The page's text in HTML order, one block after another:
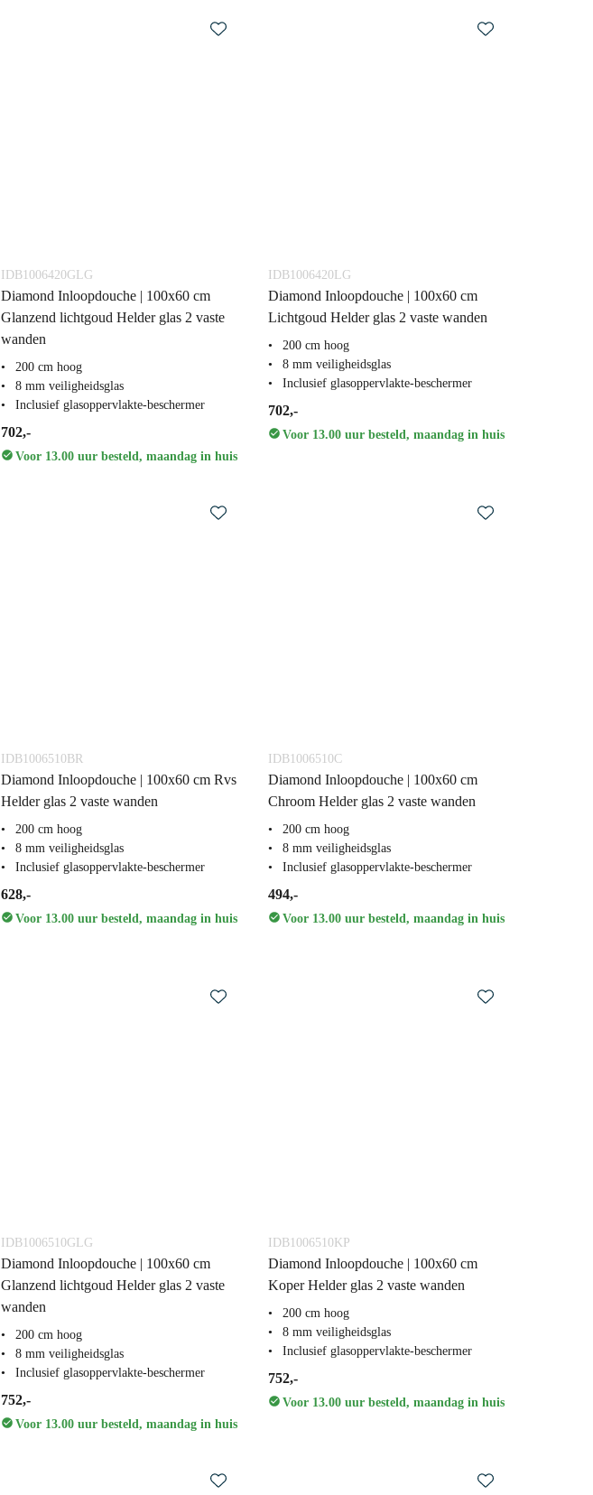
IDB1006420GLG
Diamond Inloopdouche | 100x60 cm
Glanzend lichtgoud Helder glas 2 vaste
wanden
200 cm hoog
8 mm veiligheidsglas
Inclusief glasoppervlakte-beschermer
702,-
Voor 13.00 uur besteld, maandag in huis
IDB1006420LG
Diamond Inloopdouche | 100x60 cm
Lichtgoud Helder glas 2 vaste wanden
200 cm hoog
8 mm veiligheidsglas
Inclusief glasoppervlakte-beschermer
702,-
Voor 13.00 uur besteld, maandag in huis
IDB1006510BR
Diamond Inloopdouche | 100x60 cm Rvs
Helder glas 2 vaste wanden
200 cm hoog
8 mm veiligheidsglas
Inclusief glasoppervlakte-beschermer
628,-
Voor 13.00 uur besteld, maandag in huis
IDB1006510C
Diamond Inloopdouche | 100x60 cm
Chroom Helder glas 2 vaste wanden
200 cm hoog
8 mm veiligheidsglas
Inclusief glasoppervlakte-beschermer
494,-
Voor 13.00 uur besteld, maandag in huis
IDB1006510GLG
Diamond Inloopdouche | 100x60 cm
Glanzend lichtgoud Helder glas 2 vaste
wanden
200 cm hoog
8 mm veiligheidsglas
Inclusief glasoppervlakte-beschermer
752,-
Voor 13.00 uur besteld, maandag in huis
IDB1006510KP
Diamond Inloopdouche | 100x60 cm
Koper Helder glas 2 vaste wanden
200 cm hoog
8 mm veiligheidsglas
Inclusief glasoppervlakte-beschermer
752,-
Voor 13.00 uur besteld, maandag in huis